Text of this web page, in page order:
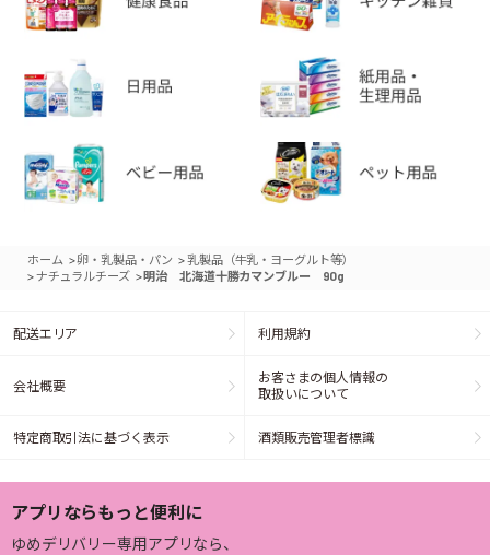
ホーム >卵・乳製品・パン >乳製品（牛乳・ヨーグルト等）
>ナチュラルチーズ >明治 北海道十勝カマンブルー 90g
配送エリア 利用規約
会社概要
お客さまの個人情報の
取扱いについて
特定商取引法に基づく表示 酒類販売管理者標識
アプリならもっと便利に
ゆめデリバリー専用アプリなら、